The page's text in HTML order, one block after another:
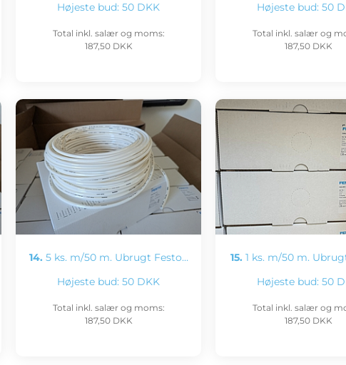
Højeste bud: 50 DKK
Total inkl. salær og moms:
187,50 DKK
Højeste bud: 50
Total inkl. salær og
187,50 DKK
14. 5 ks. m/50 m. Ubrugt Festo…
Højeste bud: 50 DKK
Total inkl. salær og moms:
187,50 DKK
15. 1 ks. m/50 m.
Højeste bud: 50
Total inkl. salær og
187,50 DKK